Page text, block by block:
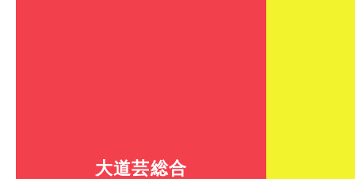
大道芸総合